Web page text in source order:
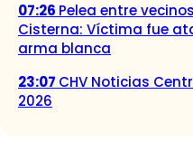
07:26 Pelea entre
Cisterna: Víctima fue
arma blanca
23:07 CHV Noticias
2026